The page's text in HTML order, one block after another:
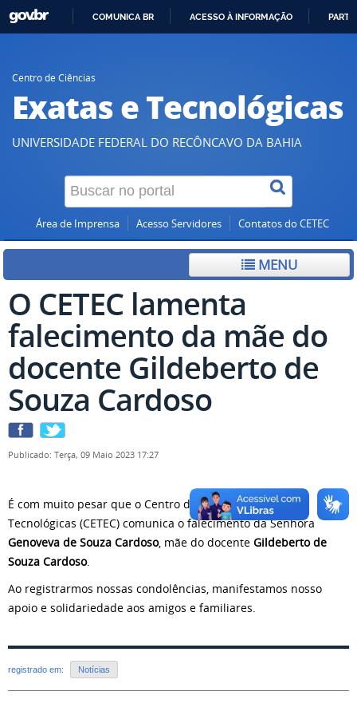
COMUNICA BR ACESSO À INFORMAÇÃO
Centro de Ciências
Exatas e Tecnológicas
UNIVERSIDADE FEDERAL DO RECÔNCAVO DA BAHIA
Área de Imprensa Acesso Servidores Contatos do CETEC
MENU
O CETEC lamenta
falecimento da mãe do
docente Gildeberto de
Souza Cardoso
Publicado: Terça, 09 Maio 2023 17:27
É com muito pesar que o Centro de Ciências Exatas e
Tecnológicas (CETEC) comunica o falecimento da Senhora
Genoveva de Souza Cardoso, mãe do docente Gildeberto de
Souza Cardoso.
Ao registrarmos nossas condolências, manifestamos nosso
apoio e solidariedade aos amigos e familiares.
registrado em: Notícias